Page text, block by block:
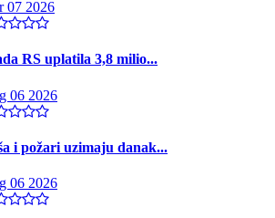
07 2026
RS uplatila 3,8 milio...
06 2026
i požari uzimaju danak...
06 2026